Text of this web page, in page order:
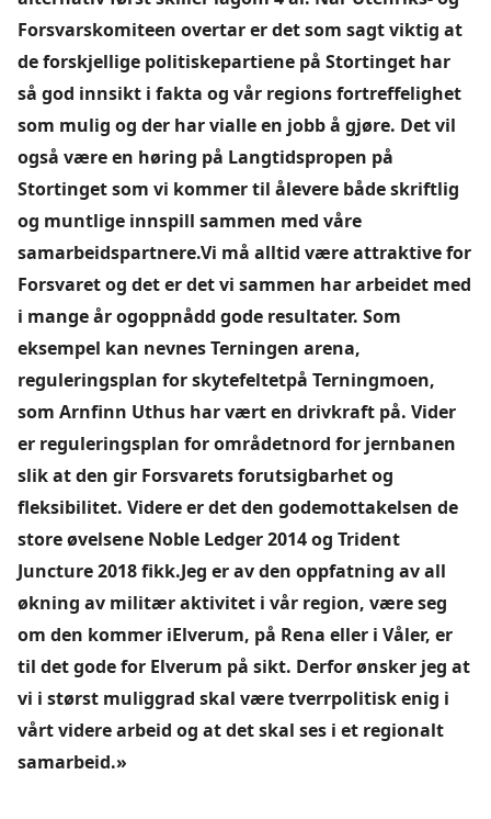
Forsvarskomiteen overtar er det som sagt viktig at
de forskjellige politiskepartiene på Stortinget har
så god innsikt i fakta og vår regions fortreffelighet
som mulig og der har vialle en jobb å gjøre. Det vil
også være en høring på Langtidspropen på
Stortinget som vi kommer til ålevere både skriftlig
og muntlige innspill sammen med våre
samarbeidspartnere.Vi må alltid være attraktive for
Forsvaret og det er det vi sammen har arbeidet med
i mange år ogoppnådd gode resultater. Som
eksempel kan nevnes Terningen arena,
reguleringsplan for skytefeltetpå Terningmoen,
som Arnfinn Uthus har vært en drivkraft på. Vider
er reguleringsplan for områdetnord for jernbanen
slik at den gir Forsvarets forutsigbarhet og
fleksibilitet. Videre er det den godemottakelsen de
store øvelsene Noble Ledger 2014 og Trident
Juncture 2018 fikk.Jeg er av den oppfatning av all
økning av militær aktivitet i vår region, være seg
om den kommer iElverum, på Rena eller i Våler, er
til det gode for Elverum på sikt. Derfor ønsker jeg at
vi i størst muliggrad skal være tverrpolitisk enig i
vårt videre arbeid og at det skal ses i et regionalt
samarbeid.»